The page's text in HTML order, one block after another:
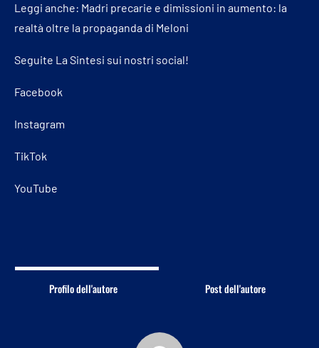
Leggi anche: Madri precarie e dimissioni in aumento: la
realtà oltre la propaganda di Meloni
Seguite La Sintesi sui nostri social!
Facebook
Instagram
TikTok
YouTube
Profilo dell'autore Post dell'autore